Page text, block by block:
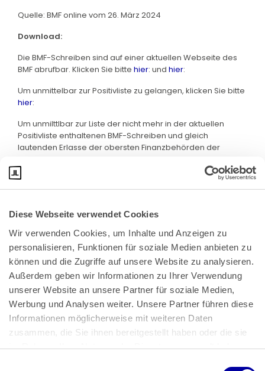
Diese Webseite verwendet Cookies
Wir verwenden Cookies, um Inhalte und Anzeigen zu
personalisieren, Funktionen für soziale Medien anbieten zu
können und die Zugriffe auf unsere Website zu analysieren.
Außerdem geben wir Informationen zu Ihrer Verwendung
unserer Website an unsere Partner für soziale Medien,
Werbung und Analysen weiter. Unsere Partner führen diese
Informationen möglicherweise mit weiteren Daten
zusammen, die Sie ihnen bereitgestellt haben oder die sie
im Rahmen Ihrer Nutzung der Dienste gesammelt haben.
Quelle: BMF online vom 26. März 2024
Download:
Die BMF-Schreiben sind auf einer aktuellen Webseite des
BMF abrufbar. Klicken Sie bitte hier: und hier:
Um unmittelbar zur Positivliste zu gelangen, klicken Sie bitte
hier:
Um unmilttlbar zur Liste der nicht mehr in der aktuellen
Positivliste enthaltenen BMF-Schreiben und gleich
lautenden Erlasse der obersten Finanzbehörden der
Bundeskanzlerplatz 2
53113 Bonn
Pressemitteilungen|AGB
Impressum|Datenschutz